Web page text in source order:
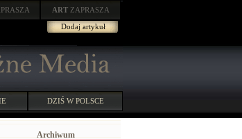
ART ZAPRASZA
Dodaj artykuł
DZIŚ W POLSCE
Archiwum